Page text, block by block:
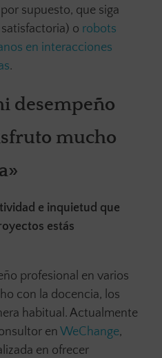
supuesto, que siga
o robots
en interacciones
.
desempeño
mucho
e inquietud que
estás
profesional en varios
con la docencia, los
habitual. Actualmente
en WeChange,
en ofrecer